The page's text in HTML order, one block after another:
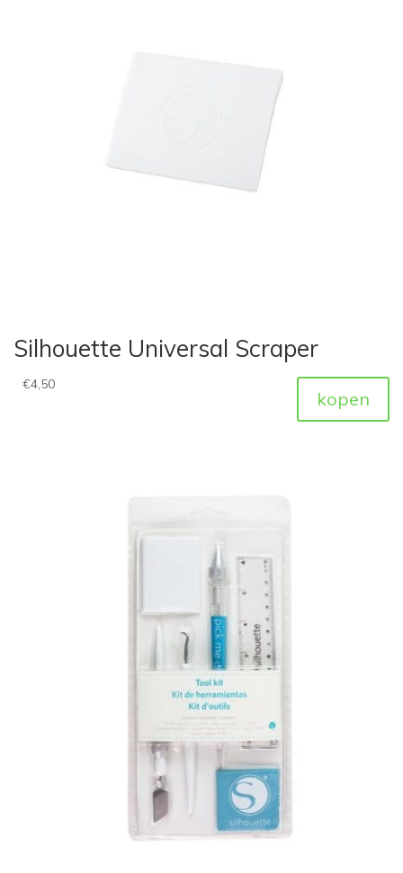
Silhouette Universal Scraper
€4,50
kopen